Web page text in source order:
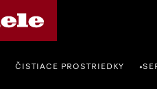
ČISTIACE PROSTRIEDKY •